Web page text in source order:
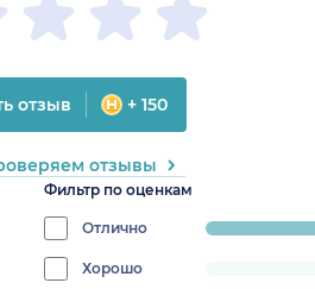
Фильтр по оценкам
Отлично
progress:
Хорошо
отзыв + 150
отзывы